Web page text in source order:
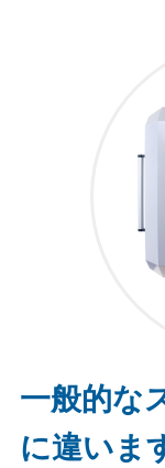
一般的な
に違いま